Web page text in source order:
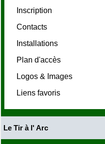
Inscription
Contacts
Installations
Plan d'accès
Logos & Images
Liens favoris
Le Tir à l' Arc